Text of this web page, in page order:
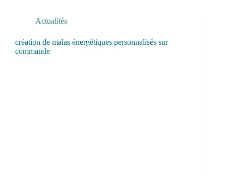
Actualités
création de malas énergétiques personnalisés sur
commande